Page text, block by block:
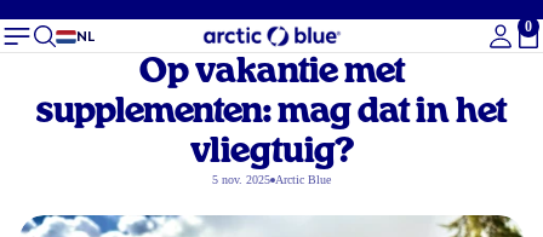
NL
0
Op vakantie met
supplementen: mag dat in het
vliegtuig?
5 nov. 2025 Arctic Blue